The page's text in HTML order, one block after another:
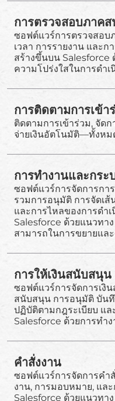
การตรวจสอบภาค
ซอฟต์แวร์การตรวจสอ
เวลา การรายงาน และ
สร้างขึ้นบน Salesforce
ความโปร่งใสในการดำ
การติดตามการเข้า
ติดตามการเข้าร่วม, จัดก
จ่ายเงินอัตโนมัติ—ทั้งหม
การทำงานและกระ
ซอฟต์แวร์การจัดการกา
รวมการอนุมัติ การจัดเ
และการไหลของการดำ
Salesforce ด้วยแนวทา
สามารถในการขยายแล
การให้เงินสนับสนุน
ซอฟต์แวร์การจัดการเงิ
สนับสนุน การอนุมัติ บันทึ
ปฏิบัติตามกฎระเบียบ แ
Salesforce ด้วยการทำ
คำสั่งงาน
ซอฟต์แวร์การจัดการคำ
งาน, การมอบหมาย, แ
Salesforce ด้วยแนวทา